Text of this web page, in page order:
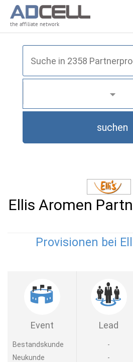
the affiliate network
suchen
Ellis Aromen
Provisionen bei
Event Lead
Bestandskunde -
Neukunde
-